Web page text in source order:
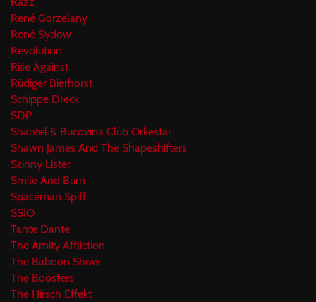
René Gorzelany
René Sydow
Revolution
Rise Against
Rüdiger Bierhorst
Schippe Dreck
SDP
Shantel & Bucovina Club Orkestar
Shawn James And The Shapeshifters
Skinny Lister
Smile And Burn
Spaceman Spiff
SSIO
Tante Dante
The Amity Affliction
The Baboon Show
The Boosters
The Hirsch Effekt